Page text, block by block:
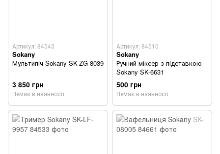
Артикул: 84543
Sokany
Мультипіч Sokany SK-ZG-8039
3 850 грн
Немає в наявності
Артикул: 84510
Sokany
Ручний міксер з підставкою
Sokany SK-6631
500 грн
Немає в наявності